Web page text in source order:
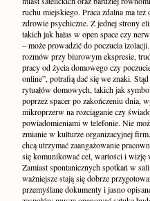
ruchu miejskiego. Praca zdalna ma
zdrowie psychiczne. Z jednej strony
takich jak hałas w open space czy
– może prowadzić do poczucia
rozmów przy biurowym ekspresie,
pracy od życia domowego czy
online”, potrafią dać się we znaki.
rytuałów domowych, takich jak
poprzez spacer po zakończeniu dnia,
mikroprzerw na rozciąganie czy
powiadomieniami w telefonie. Nie
zmianie w kulturze organizacyjnej
chcą utrzymać zaangażowanie
się komunikować cel, wartości i wizję
Zamiast spontanicznych spotkań w
ważniejsze stają się dobrze
przemyślane dokumenty i jasno